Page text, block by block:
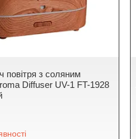
повітря з соляним
Diffuser UV-1 FT-1928